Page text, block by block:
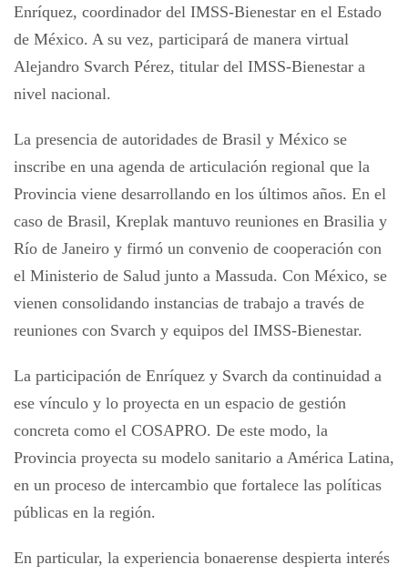
Enríquez, coordinador del IMSS-Bienestar en el Estado
de México. A su vez, participará de manera virtual
Alejandro Svarch Pérez, titular del IMSS-Bienestar a
nivel nacional.
La presencia de autoridades de Brasil y México se
inscribe en una agenda de articulación regional que la
Provincia viene desarrollando en los últimos años. En el
caso de Brasil, Kreplak mantuvo reuniones en Brasilia y
Río de Janeiro y firmó un convenio de cooperación con
el Ministerio de Salud junto a Massuda. Con México, se
vienen consolidando instancias de trabajo a través de
reuniones con Svarch y equipos del IMSS-Bienestar.
La participación de Enríquez y Svarch da continuidad a
ese vínculo y lo proyecta en un espacio de gestión
concreta como el COSAPRO. De este modo, la
Provincia proyecta su modelo sanitario a América Latina,
en un proceso de intercambio que fortalece las políticas
públicas en la región.
En particular, la experiencia bonaerense despierta interés